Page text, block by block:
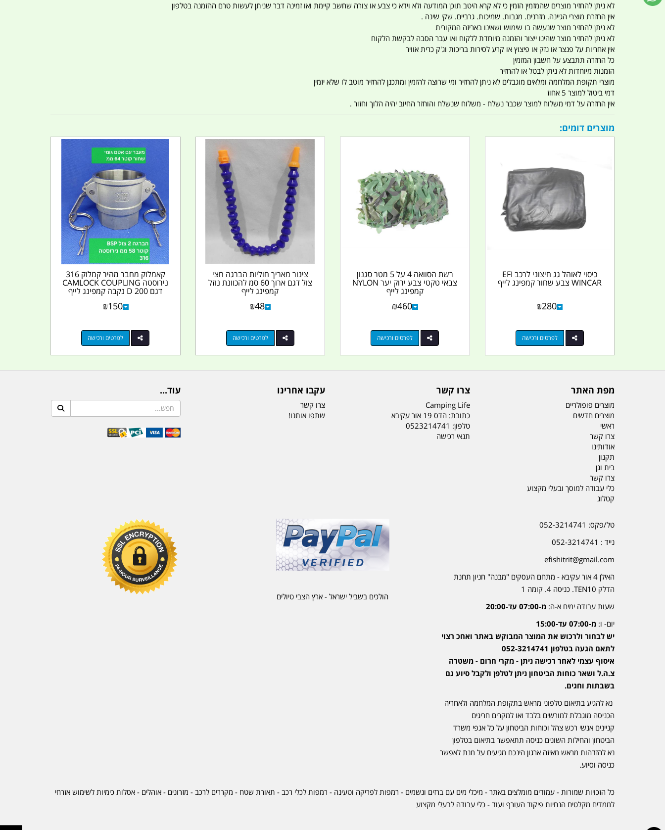
לא ניתן להחזיר מוצרים שהמזמין הזמין כי לא קרא היטב תוכן המודעה ולא וידא כי צבע או צורה שחשב קיימת ואו זמינה דבר שניתן לעשות טרם ההזמנה בטלפון
אין החזרת מוצרי הגיינה. מזרנים. מגבות. שמיכות. גרביים. שקי שינה .
לא ניתן להחזיר מוצר שנעשה בו שימוש ושאינו באריזה המקורית
לא ניתן להחזיר מוצר שהינו ייצור והזמנה מיוחדת ללקוח ואו עבר הסבה לבקשת הלקוח
אין אחריות על פנצר או נזק או פיצוץ או קרע לסירות בריכות וג'ק כרית אוויר
כל החזרה תתבצע על חשבון המזמין
הזמנות מיוחדות לא ניתן לבטל או להחזיר
מוצרי תקופת המלחמה ומלאים מוגבלים לא ניתן להחזיר ומי שרוצה להזמין ומתכנן להחזיר מוטב לו שלא יזמין
דמי ביטול למוצר 5 אחוז
אין החזרה על דמי משלוח למוצר שכבר נשלח - משלוח שנשלח והוחזר החיוב יהיה הלוך וחזור .
מוצרים דומים:
כיסוי לאוהל גג חיצוני לרכב EFI
WINCAR צבע שחור קמפינג לייף
₪280
לפרטים ורכישה
רשת הסוואה 4 על 5 מטר סגנון
צבאי טקטי צבע ירוק יער NYLON
קמפינג לייף
₪460
לפרטים ורכישה
צינור מאריך חוליות הברגה חצי
צול דגם ארוך 60 סמ להכוונת נוזל
קמפינג לייף
₪48
לפרטים ורכישה
קאמלוק מחבר מהיר קמלוק 316
נירוסטה CAMLOCK COUPLING
דגם D 200 נקבה קמפינג לייף
₪150
לפרטים ורכישה
מפת האתר
מוצרים פופולריים
מוצרים חדשים
ראשי
צרו קשר
אודותינו
תקנון
בית וגן
צרו קשר
כלי עבודה למוסך ובעלי מקצוע
קטלוג
צרו קשר
Camping Life
כתובת: הדס 19 אור עקיבא
טלפון: 0523214741
תנאי רכישה
עקבו אחרינו
צרו קשר
שתפו אותנו!
עוד...
טל/פקס: 052-3214741
נייד : 052-3214741
efishitrit@gmail.com
האילן 4 אור עקיבא - מתחם העסקים ''מבנה'' חניון תחנת
הדלק TEN10. כניסה 4. קומה 1
שעות עבודה ימים א-ה: מ-07:00 עד-20:00
יום- ו: מ-07:00 עד-15:00
יש לבחור ולרכוש את המוצר המבוקש באתר ואחכ רצוי
לתאם הגעה בטלפון 052-3214741
איסוף עצמי לאחר רכישה ניתן - מקרי חרום - משטרה
צ.ה.ל ושאר כוחות הביטחון ניתן לטלפן ולקבל סיוע גם
בשבתות וחגים.
נא להגיע בתיאום טלפוני מראש בתקופת המלחמה ולאחריה
הכניסה מוגבלת למורשים בלבד ואו למקרים חריגים
קניינים אנשי רכש צהל וכוחות הביטחון על כל אגפי משרד
הביטחון והחילות השונים כניסה תתאפשר בתיאום בטלפון
נא להזדהות מראש מאיזה ארגון הינכם מגיעים על מנת לאפשר
כניסה וסיוע.
הולכים בשביל ישראל - ארץ הצבי טיולים
כל הזכויות שמורות - עמודים מומלצים באתר - מיכלי מים עם ברזים ונשמים - רמפות לפריקה וטעינה - רמפות לכלי רכב - תאורת שטח - מקררים לרכב - מזרונים - אוהלים - אסלות כימיות לשימוש אזרחי
לממדים מקלטים הנחיות פיקוד העורף ועוד - כלי עבודה לבעלי מקצוע